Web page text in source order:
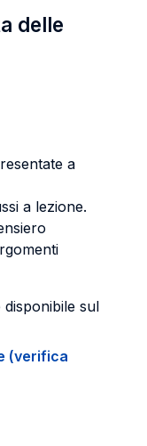
delle
a
a lezione.
sul
(verifica